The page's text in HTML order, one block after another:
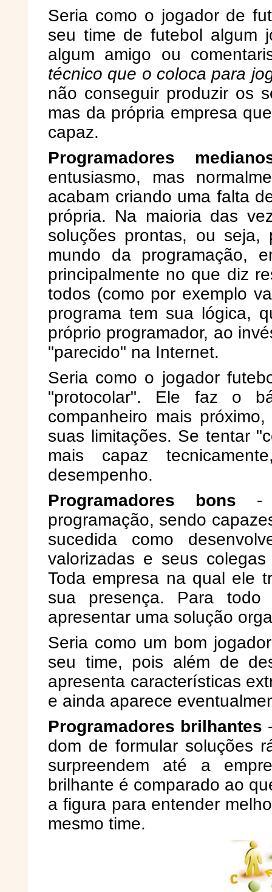
Seria como o jogador de
seu time de futebol algum
algum amigo ou
técnico que o coloca para
não conseguir produzir os
mas da própria empresa
capaz.
Programadores
entusiasmo, mas
acabam criando uma falta
própria. Na maioria das
soluções prontas, ou
mundo da programação,
principalmente no que diz
todos (como por exemplo
programa tem sua lógica,
próprio programador, ao
"parecido" na Internet.
Seria como o jogador
"protocolar". Ele faz o
companheiro mais
suas limitações. Se tentar
mais capaz
desempenho.
Programadores bons -
programação, sendo
sucedida como
valorizadas e seus
Toda empresa na qual ele
sua presença. Para
apresentar uma solução
Seria como um bom
seu time, pois além de
apresenta características
e ainda aparece
Programadores brilhantes
dom de formular soluções
surpreendem até a
brilhante é comparado ao
a figura para entender
mesmo time.